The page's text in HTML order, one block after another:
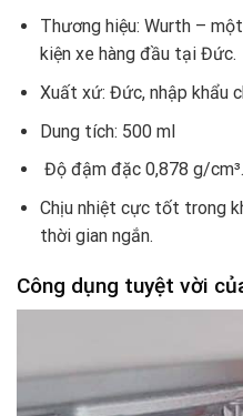
Thương hiệu: Wurth –
kiện xe hàng đầu tại Đức.
Xuất xứ: Đức, nhập khẩu
Dung tích: 500 ml
Độ đậm đặc 0,878 g/cm³.
Chịu nhiệt cực tốt trong
thời gian ngắn.
Công dụng tuyệt vời